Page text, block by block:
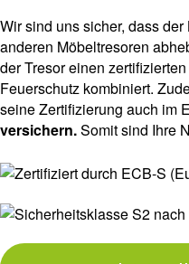
Wir sind uns sicher, dass
anderen Möbeltresoren
der Tresor einen
Feuerschutz kombiniert.
seine Zertifizierung auch im
versichern.Somit sind Ihre